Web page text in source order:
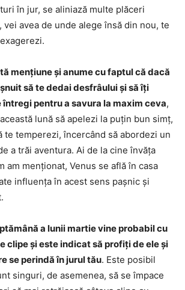
în jur, se aliniază multe plăceri
vei avea de unde alege însă din nou, te
mențiune și anume cu faptul că dacă
să te dedai desfrâului și să îți
pentru a savura la maxim ceva,
lună să apelezi la puțin bun simț,
te temperezi, încercând să abordezi un
a trăi aventura. Ai de la cine învăța
am menționat, Venus se află în casa
influența în acest sens pașnic și
a lunii martie vine probabil cu
clipe și este indicat să profiți de ele și
se perindă în jurul tău. Este posibil
singuri, de asemenea, să se împace